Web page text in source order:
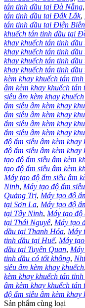
tán tinh dầu tại Đà Nẵng,
tán tinh dầu tại Đắk Lắk,
tán tinh dầu tại Điện Biên
khuếch tán tinh dầu tại
khay khuếch tán tinh
khay khuếch tán tinh
khay khuếch tán tinh
khay khuếch tán tinh
kèm khay khuếch tán
âm kèm khay khuếch
siêu âm kèm khay
ẩm siêu âm kèm khay
ẩm siêu âm kèm khay
ẩm siêu âm kèm khay
ẩm siêu âm kèm khay
độ ẩm siêu âm kèm
độ ẩm siêu âm kèm
tạo độ ẩm siêu âm kèm
tạo độ ẩm siêu âm kèm
Máy tạo độ ẩm siêu âm
Ninh, Máy tạo độ ẩm
Quảng Trị, Máy tạo độ
tại Sơn La, Máy tạo độ
tại Tây Ninh, Máy tạo độ
tại Thái Nguyê, Máy tạo
dầu tại Thanh Hóa, Máy
tinh dầu tại Huế, Máy
dầu tại Tuyên Quan,
tinh dầu có tốt không,
siêu âm kèm khay khuếch,
kèm khay khuếch tán
âm kèm khay khuếch tán
độ ẩm siêu âm kèm khay
Sản phẩm cùng loại